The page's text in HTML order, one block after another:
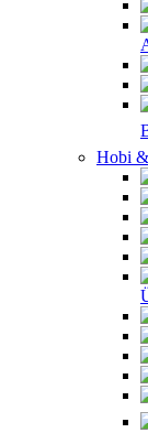
Hobi